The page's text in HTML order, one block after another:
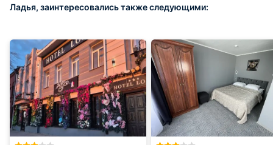
Ладья, заинтересовались также следующими: